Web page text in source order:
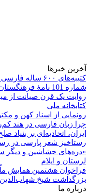
آخرین خبرها
کتیبه‌های ۶۰۰ ساله فارسی در هندوستان
شماره 101 نامۀ فرهنگستان منتشر شد
روایت یک قرن صیانت از
کتابخانه ملی
رونمایی از اسناد کهن و
چرا زبان فارسی در هند
ایران، اتحادیه‌ای بر
رستاخیز شعر پارسی در
«دره‌های حشاشین و دیگر
لرستان و ایلام
فراخوان هشتمین همایش
بزرگداشت شیخ
درباره ما